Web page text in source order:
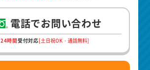
電話でお問い合わせ
24時間受付対応[土日祝OK・通話無料]